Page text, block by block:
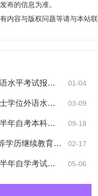
布的信息为准。
内容与版权问题等请与本站联
2024年广东高校联盟外语水平考试报考公告 01-04
2023年广东高校联盟学士学位外语水平考试... 03-09
华南理工大学2023年下半年自考本科毕业生... 09-18
暨南大学《关于修改高等学历继续教育本科生申... 02-17
广东财经大学2023年上半年自学考试学士学... 05-06